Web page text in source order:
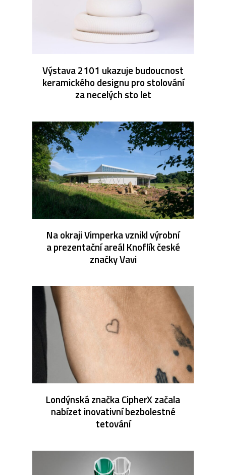
Výstava 2101 ukazuje budoucnost
keramického designu pro stolování
za necelých sto let
Na okraji Vimperka vznikl výrobní
a prezentační areál Knoflík české
značky Vavi
Londýnská značka CipherX začala
nabízet inovativní bezbolestné
tetování